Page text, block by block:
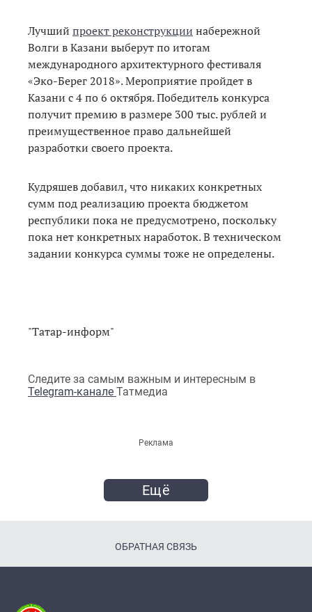
Лучший проект реконструкции набережной
Волги в Казани выберут по итогам
международного архитектурного фестиваля
«Эко-Берег 2018». Мероприятие пройдет в
Казани с 4 по 6 октября. Победитель конкурса
получит премию в размере 300 тыс. рублей и
преимущественное право дальнейшей
разработки своего проекта.
Кудряшев добавил, что никаких конкретных
сумм под реализацию проекта бюджетом
республики пока не предусмотрено, поскольку
пока нет конкретных наработок. В техническом
задании конкурса суммы тоже не определены.
"Татар-информ"
Следите за самым важным и интересным в
Telegram-канале Татмедиа
Реклама
Ещё
ОБРАТНАЯ СВЯЗЬ